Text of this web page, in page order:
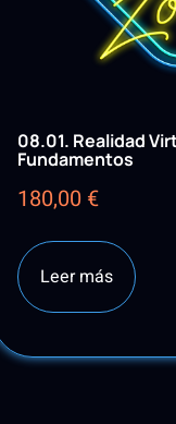
08.01. Realidad
Fundamentos
180,00 €
Leer más